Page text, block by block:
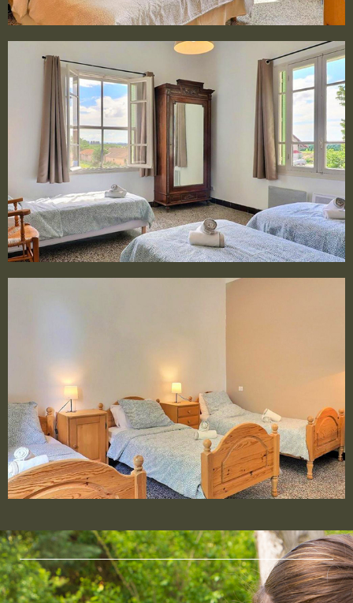
Chambre 3
1 LIT 2 PERSONNES DE 160×200 CM + 1 LIT BÉBÉ
Chambre 4
3 LITS 1 PERSONNE DE 90×200 CM
Chambre 5